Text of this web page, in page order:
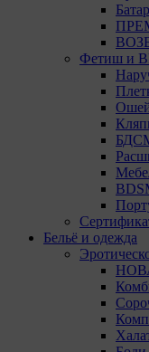
Фетиш и
Бельё и одежда